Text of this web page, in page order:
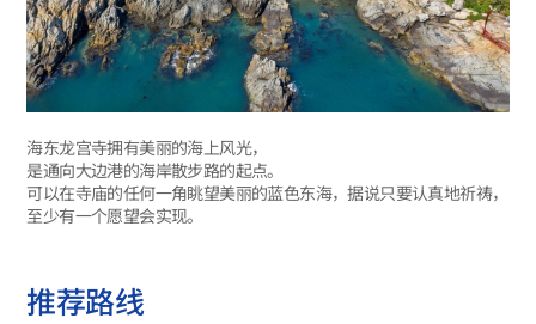
海东龙宫寺拥有美丽的海上风光，
是通向大边港的海岸散步路的起点。
可以在寺庙的任何一角眺望美丽的蓝色东海，据说只要认真地祈祷，
至少有一个愿望会实现。
推荐路线